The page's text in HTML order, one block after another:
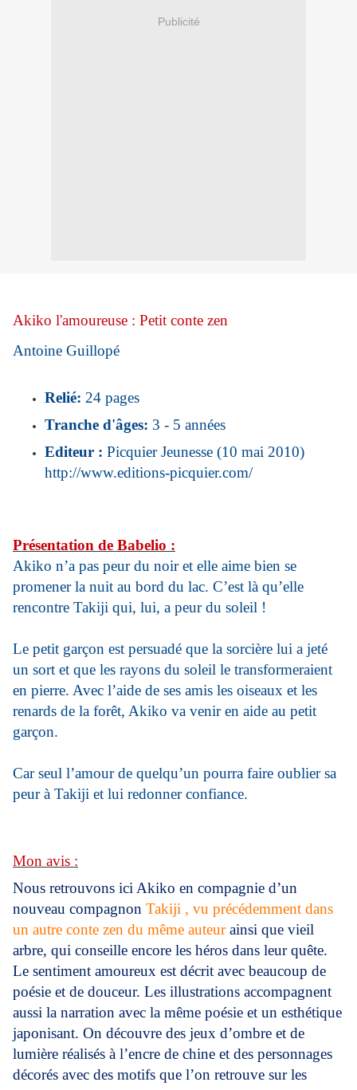
Publicité
Akiko l'amoureuse : Petit conte zen
Antoine Guillopé
Relié: 24 pages
Tranche d'âges: 3 - 5 années
Editeur : Picquier Jeunesse (10 mai 2010)
http://www.editions-picquier.com/
Présentation de Babelio :
Akiko n’a pas peur du noir et elle aime bien se
promener la nuit au bord du lac. C’est là qu’elle
rencontre Takiji qui, lui, a peur du soleil !
Le petit garçon est persuadé que la sorcière lui a jeté
un sort et que les rayons du soleil le transformeraient
en pierre. Avec l’aide de ses amis les oiseaux et les
renards de la forêt, Akiko va venir en aide au petit
garçon.
Car seul l’amour de quelqu’un pourra faire oublier sa
peur à Takiji et lui redonner confiance.
Mon avis :
Nous retrouvons ici Akiko en compagnie d’un
nouveau compagnon Takiji , vu précédemment dans
un autre conte zen du même auteurainsi que vieil
arbre, qui conseille encore les héros dans leur quête.
Le sentiment amoureux est décrit avec beaucoup de
poésie et de douceur. Les illustrations accompagnent
aussi la narration avec la même poésie et un esthétique
japonisant. On découvre des jeux d’ombre et de
lumière réalisés à l’encre de chine et des personnages
décorés avec des motifs que l’on retrouve sur les